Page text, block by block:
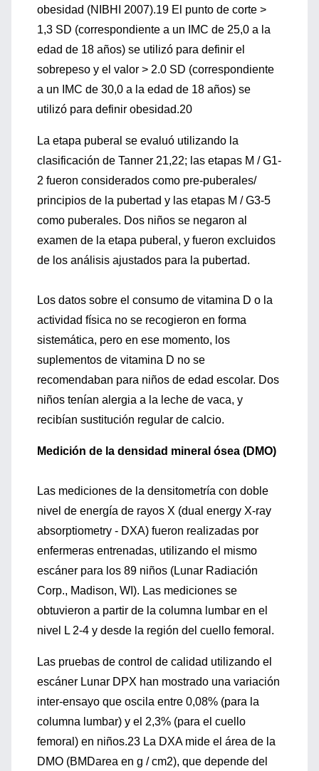
obesidad (NIBHI 2007).19 El punto de corte >
1,3 SD (correspondiente a un IMC de 25,0 a la
edad de 18 años) se utilizó para definir el
sobrepeso y el valor > 2.0 SD (correspondiente
a un IMC de 30,0 a la edad de 18 años) se
utilizó para definir obesidad.20
La etapa puberal se evaluó utilizando la
clasificación de Tanner 21,22; las etapas M / G1-
2 fueron considerados como pre-puberales/
principios de la pubertad y las etapas M / G3-5
como puberales. Dos niños se negaron al
examen de la etapa puberal, y fueron excluidos
de los análisis ajustados para la pubertad.
Los datos sobre el consumo de vitamina D o la
actividad física no se recogieron en forma
sistemática, pero en ese momento, los
suplementos de vitamina D no se
recomendaban para niños de edad escolar. Dos
niños tenían alergia a la leche de vaca, y
recibían sustitución regular de calcio.
Medición de la densidad mineral ósea (DMO)
Las mediciones de la densitometría con doble
nivel de energía de rayos X (dual energy X-ray
absorptiometry - DXA) fueron realizadas por
enfermeras entrenadas, utilizando el mismo
escáner para los 89 niños (Lunar Radiación
Corp., Madison, WI). Las mediciones se
obtuvieron a partir de la columna lumbar en el
nivel L 2-4 y desde la región del cuello femoral.
Las pruebas de control de calidad utilizando el
escáner Lunar DPX han mostrado una variación
inter-ensayo que oscila entre 0,08% (para la
columna lumbar) y el 2,3% (para el cuello
femoral) en niños.23 La DXA mide el área de la
DMO (BMDarea en g / cm2), que depende del